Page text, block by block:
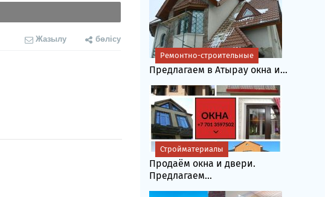
Жазылу бөлісу
Предлагаем в Атырау окна и...
Ремонтно-строительные
Продаём окна и двери.
Предлагаем...
Стройматериалы